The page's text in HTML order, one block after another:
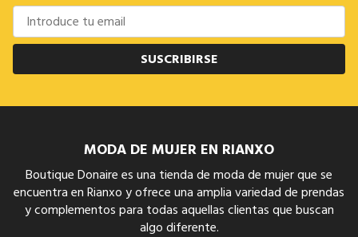
SUSCRIBIRSE
MODA DE MUJER EN RIANXO
Boutique Donaire es una tienda de moda de mujer que se
encuentra en Rianxo y ofrece una amplia variedad de prendas
y complementos para todas aquellas clientas que buscan
algo diferente.